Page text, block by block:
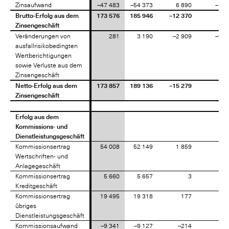
Zinsaufwand –47 483 –54 373 6 890
Brutto-Erfolg aus dem
Zinsengeschäft
173 576 185 946 –12 370
Veränderungen von
ausfallrisikobedingten
Wertberichtigungen
sowie Verluste aus dem
Zinsengeschäft
281 3 190 –2 909
Netto-Erfolg aus dem
Zinsengeschäft
173 857 189 136 –15 279
Erfolg aus dem
Kommissions- und
Dienstleistungsgeschäft
Kommissionsertrag
Wertschriften- und
Anlagegeschäft
54 008 52 149 1 859
Kommissionsertrag
Kreditgeschäft
5 660 5 657 3
Kommissionsertrag
übriges
Dienstleistungsgeschäft
19 495 19 318 177
Kommissionsaufwand –9 341 –9 127 –214
Zinsaufwand
Brutto-Erfolg aus dem
Zinsengeschäft
Veränderungen von
ausfallrisikobedingten
Wertberichtigungen
sowie Verluste aus dem
Zinsengeschäft
Netto-Erfolg aus dem
Zinsengeschäft
Erfolg aus dem
Kommissions- und
Dienstleistungsgeschäft
Kommissionsertrag
Wertschriften- und
Anlagegeschäft
Kommissionsertrag
Kreditgeschäft
Kommissionsertrag
übriges
Dienstleistungsgeschäft
Kommissionsaufwand